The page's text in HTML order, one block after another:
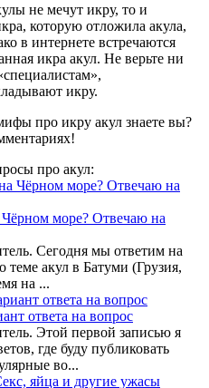
не мечут икру, то и
которую отложила акула,
в интернете встречаются
икра акул. Не верьте ни
икру.
про икру акул знаете вы?
про акул:
море? Отвечаю на
Сегодня мы ответим на
акул в Батуми (Грузия,
на ...
ответа на вопрос
Этой первой записью я
где буду публиковать
во...